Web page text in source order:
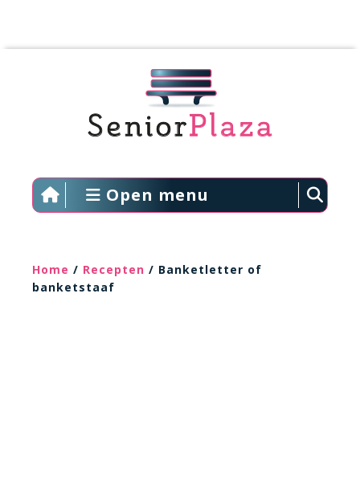
Open menu
Home / Recepten / Banketletter of
banketstaaf